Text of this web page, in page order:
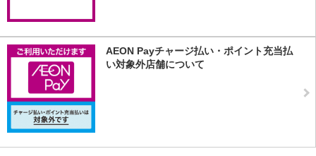
AEON Payチャージ払い・ポイント充当払
い対象外店舗について